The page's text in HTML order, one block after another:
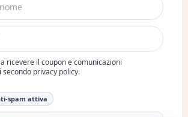
ricevere il coupon e comunicazioni
privacy policy.
spam attiva